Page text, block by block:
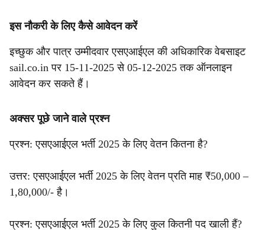
इस नौकरी के लिए कैसे आवेदन करें
इच्छुक और पात्र उम्मीदवार एसएआईएल की अधिकारिक वेबसाइट
sail.co.in पर 15-11-2025 से 05-12-2025 तक ऑनलाइन
आवेदन कर सकते हैं।
अक्सर पूछे जाने वाले प्रश्न
प्रश्न: एसएआईएल भर्ती 2025 के लिए वेतन कितना है?
उत्तर: एसएआईएल भर्ती 2025 के लिए वेतन प्रति माह ₹50,000 –
1,80,000/- है।
प्रश्न: एसएआईएल भर्ती 2025 के लिए कुल कितनी पद खाली हैं?